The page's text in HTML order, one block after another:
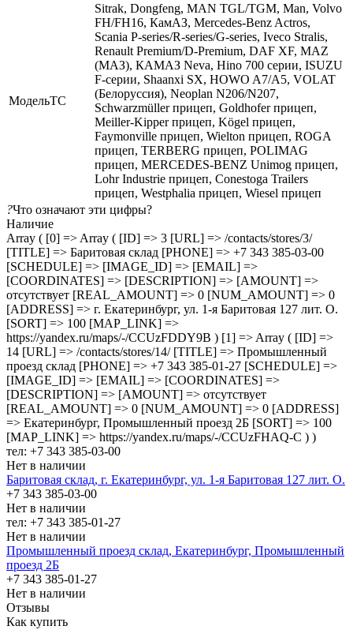
МодельТС
Sitrak, Dongfeng, MAN TGL/TGM, Man, Volvo
FH/FH16, КамАЗ, Mercedes-Benz Actros,
Scania P-series/R-series/G-series, Iveco Stralis,
Renault Premium/D-Premium, DAF XF, MAZ
(МАЗ), КАМАЗ Neva, Hino 700 серии, ISUZU
F-серии, Shaanxi SX, HOWO A7/A5, VOLAT
(Белоруссия), Neoplan N206/N207,
Schwarzmüller прицеп, Goldhofer прицеп,
Meiller-Kipper прицеп, Kögel прицеп,
Faymonville прицеп, Wielton прицеп, ROGA
прицеп, TERBERG прицеп, POLIMAG
прицеп, MERCEDES-BENZ Unimog прицеп,
Lohr Industrie прицеп, Conestoga Trailers
прицеп, Westphalia прицеп, Wiesel прицеп
?Что означают эти цифры?
Наличие
Array ( [0] => Array ( [ID] => 3 [URL] => /contacts/stores/3/
[TITLE] => Баритовая склад [PHONE] => +7 343 385-03-00
[SCHEDULE] => [IMAGE_ID] => [EMAIL] =>
[COORDINATES] => [DESCRIPTION] => [AMOUNT] =>
отсутствует [REAL_AMOUNT] => 0 [NUM_AMOUNT] => 0
[ADDRESS] => г. Екатеринбург, ул. 1-я Баритовая 127 лит. О.
[SORT] => 100 [MAP_LINK] =>
https://yandex.ru/maps/-/CCUzFDDY9B ) [1] => Array ( [ID] =>
14 [URL] => /contacts/stores/14/ [TITLE] => Промышленный
проезд cклад [PHONE] => +7 343 385-01-27 [SCHEDULE] =>
[IMAGE_ID] => [EMAIL] => [COORDINATES] =>
[DESCRIPTION] => [AMOUNT] => отсутствует
[REAL_AMOUNT] => 0 [NUM_AMOUNT] => 0 [ADDRESS]
=> Екатеринбург, Промышленный проезд 2Б [SORT] => 100
[MAP_LINK] => https://yandex.ru/maps/-/CCUzFHAQ-C ) )
тел: +7 343 385-03-00
Нет в наличии
Баритовая склад, г. Екатеринбург, ул. 1-я Баритовая 127 лит. О.
+7 343 385-03-00
Нет в наличии
тел: +7 343 385-01-27
Нет в наличии
Промышленный проезд cклад, Екатеринбург, Промышленный
проезд 2Б
+7 343 385-01-27
Нет в наличии
Отзывы
Как купить